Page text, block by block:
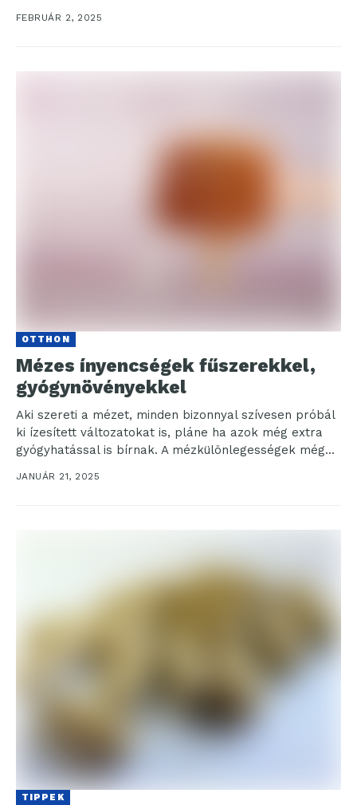
komplikált szájápolási rutin. Ezek helyett válasszuk...
FEBRUÁR 2, 2025
OTTHON
Mézes ínyencségek fűszerekkel,
gyógynövényekkel
Aki szereti a mézet, minden bizonnyal szívesen próbál
ki ízesített változatokat is, pláne ha azok még extra
gyógyhatással is bírnak. A mézkülönlegességek még...
JANUÁR 21, 2025
TIPPEK